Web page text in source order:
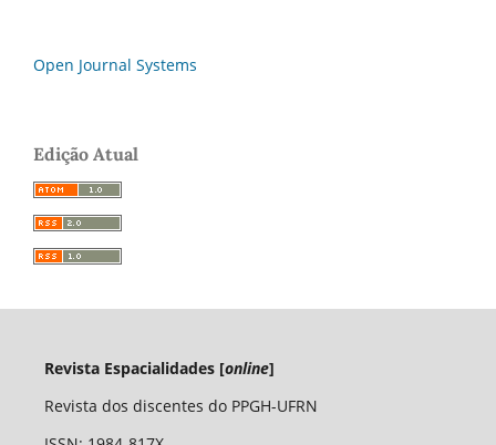
Open Journal Systems
Edição Atual
Revista Espacialidades [online]
Revista dos discentes do PPGH-UFRN